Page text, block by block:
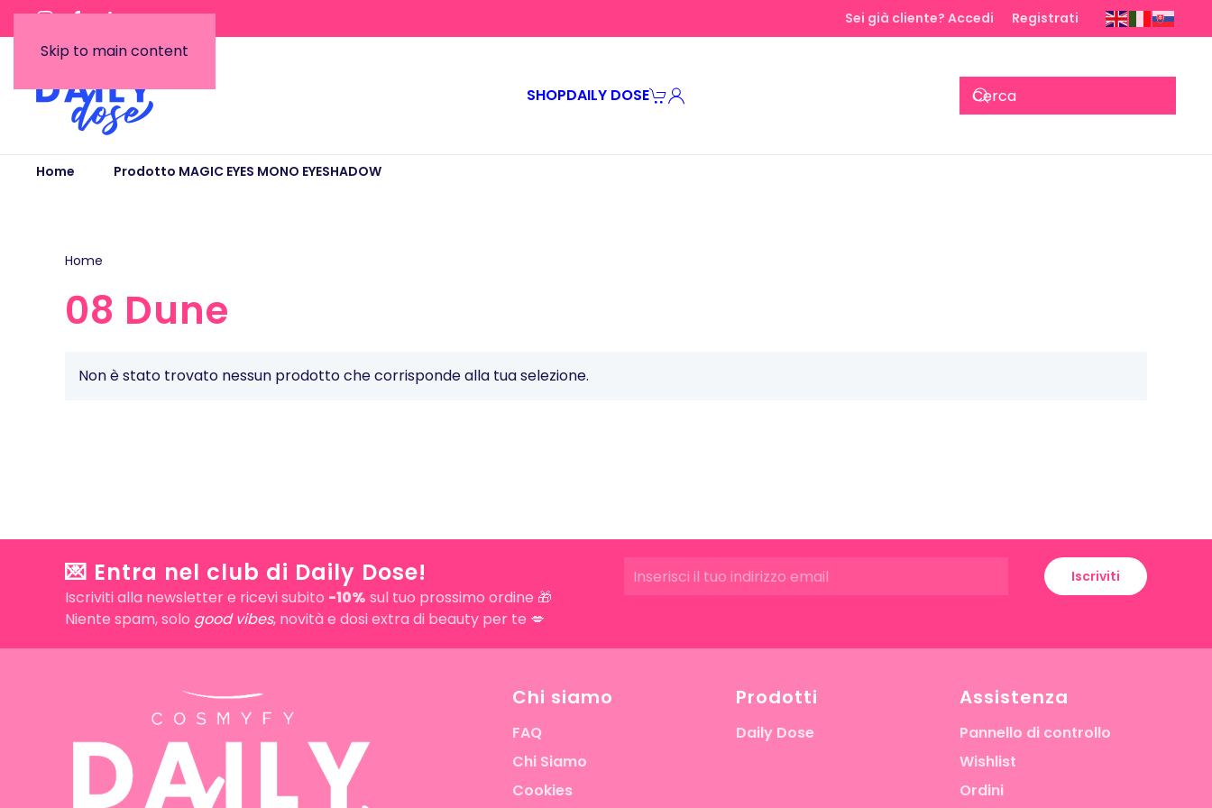
Skip to main content
Sei già cliente? Accedi Registrati
SHOPDAILY DOSE
Home Prodotto MAGIC EYES MONO EYESHADOW
Home
08 Dune
Non è stato trovato nessun prodotto che corrisponde alla tua selezione.
💌 Entra nel club di Daily Dose!
Iscriviti alla newsletter e ricevi subito -10% sul tuo prossimo ordine 🎁
Niente spam, solo good vibes, novità e dosi extra di beauty per te 💋
Iscriviti
Chi siamo
FAQ
Chi Siamo
Cookies
Prodotti
Daily Dose
Assistenza
Pannello di controllo
Wishlist
Ordini